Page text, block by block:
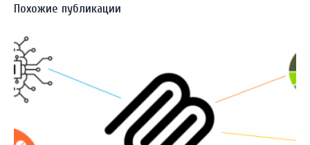
Похожие публикации